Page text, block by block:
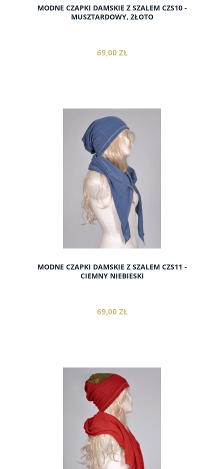
MODNE CZAPKI DAMSKIE Z SZALEM CZS10 -
MUSZTARDOWY, ZŁOTO
69,00 ZŁ
do koszyka
MODNE CZAPKI DAMSKIE Z SZALEM CZS11 -
CIEMNY NIEBIESKI
69,00 ZŁ
do koszyka